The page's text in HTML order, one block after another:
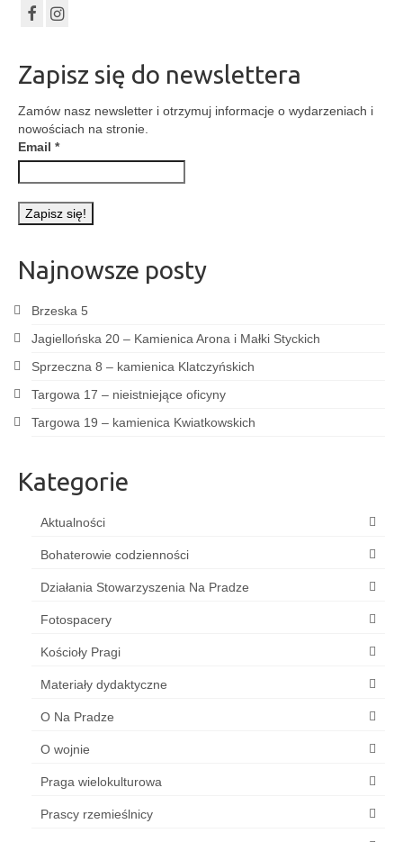
Zapisz się do newslettera
Zamów nasz newsletter i otrzymuj informacje o wydarzeniach i
nowościach na stronie.
Email *
Najnowsze posty
Brzeska 5
Jagiellońska 20 – Kamienica Arona i Małki Styckich
Sprzeczna 8 – kamienica Klatczyńskich
Targowa 17 – nieistniejące oficyny
Targowa 19 – kamienica Kwiatkowskich
Kategorie
Aktualności
Bohaterowie codzienności
Działania Stowarzyszenia Na Pradze
Fotospacery
Kościoły Pragi
Materiały dydaktyczne
O Na Pradze
O wojnie
Praga wielokulturowa
Prascy rzemieślnicy